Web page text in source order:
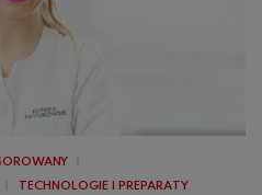
TECHNOLOGIE I PREPARATY